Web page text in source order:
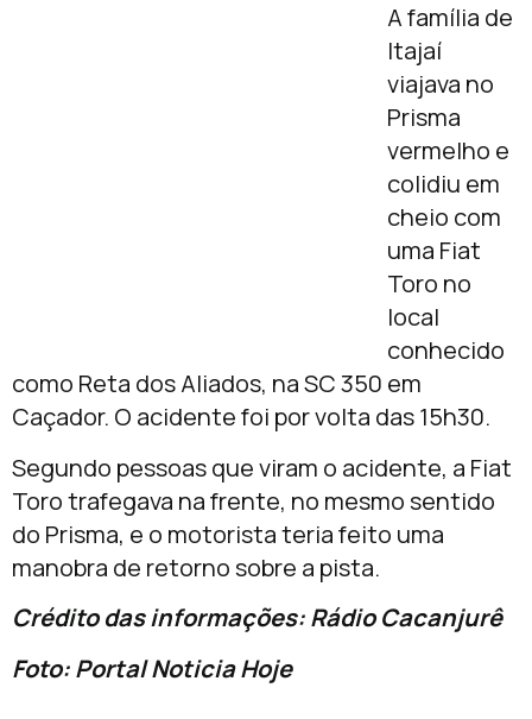
A família de
Itajaí
viajava no
Prisma
vermelho e
colidiu em
cheio com
uma Fiat
Toro no
local
conhecido
como Reta dos Aliados, na SC 350 em
Caçador. O acidente foi por volta das 15h30.
Segundo pessoas que viram o acidente, a Fiat
Toro trafegava na frente, no mesmo sentido
do Prisma, e o motorista teria feito uma
manobra de retorno sobre a pista.
Crédito das informações: Rádio Cacanjurê
Foto: Portal Noticia Hoje